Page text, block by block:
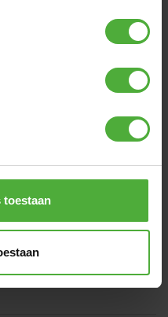
toestaan
und wird bei uns sehr
Geschrieben für: